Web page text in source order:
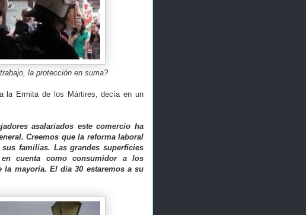
la protección en suma?
la Ermita de los Mártires, decía en un
asalariados este comercio ha
Creemos que la reforma laboral
familias. Las grandes superficies
cuenta como consumidor a los
mayoría. El día 30 estaremos a su